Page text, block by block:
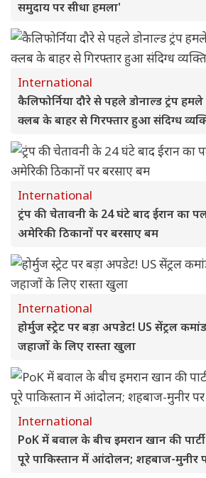
समुदाय पर सीधा हमला'
International
कैलिफोर्निया दौरे से पहले डोनाल्ड ट्रंप
क्लब के बाहर से गिरफ्तार हुआ संदिग्ध
International
ट्रंप की चेतावनी के 24 घंटे बाद ईरान का
अमेरिकी ठिकानों पर बरसाए बम
International
होर्मुज स्ट्रेट पर बड़ा अपडेट! US सेंट्रल
जहाजों के लिए रास्ता खुला
International
PoK में बवाल के बीच इमरान खान की
पूरे पाकिस्तान में आंदोलन; शहबाज-मुनीर